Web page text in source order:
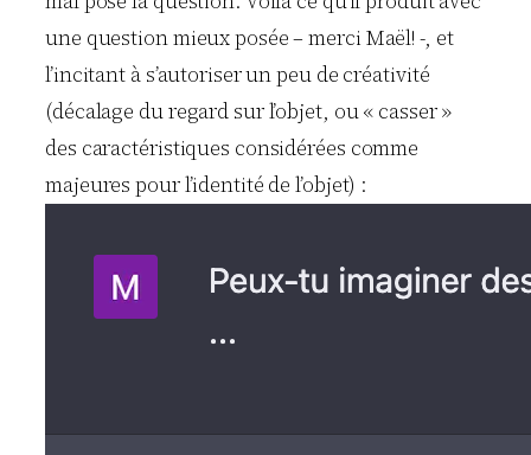
une question mieux posée – merci Maël! -, et
l’incitant à s’autoriser un peu de créativité
(décalage du regard sur l’objet, ou « casser »
des caractéristiques considérées comme
majeures pour l’identité de l’objet) :